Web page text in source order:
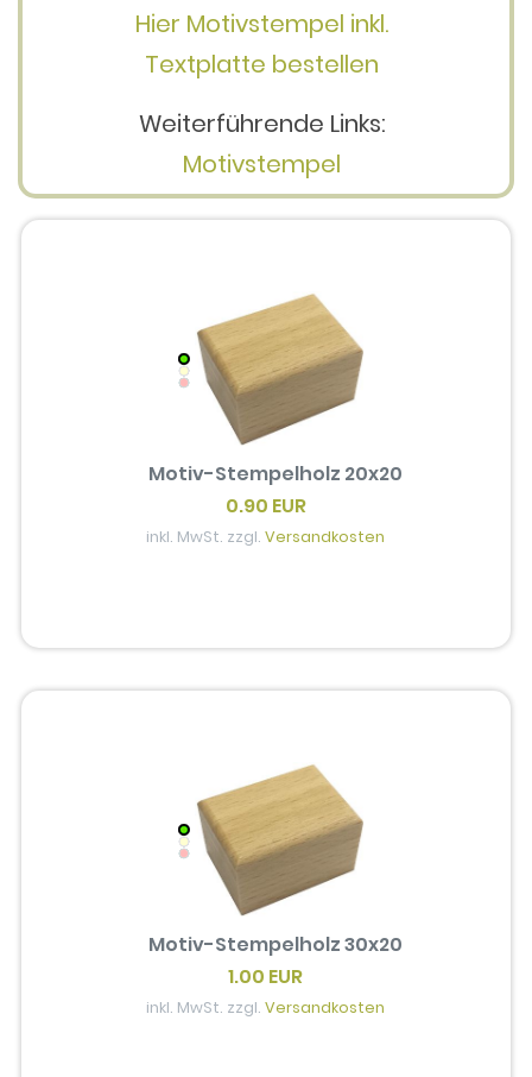
Hier Motivstempel inkl.
Textplatte bestellen
Weiterführende Links:
Motivstempel
Motiv-Stempelholz 20x20
0.90 EUR
inkl. MwSt. zzgl.Versandkosten
Motiv-Stempelholz 30x20
1.00 EUR
inkl. MwSt. zzgl.Versandkosten